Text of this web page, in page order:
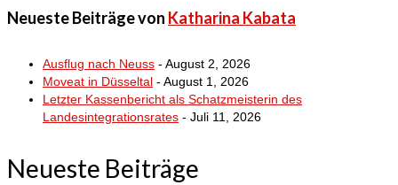
Neueste Beiträge von Katharina Kabata
Ausflug nach Neuss - August 2, 2026
Moveat in Düsseltal - August 1, 2026
Letzter Kassenbericht als Schatzmeisterin des
Landesintegrationsrates - Juli 11, 2026
Neueste Beiträge